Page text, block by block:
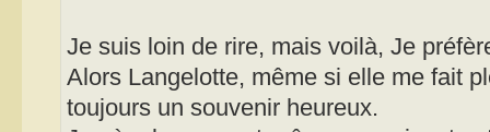
Je suis loin de rire, mais voilà, Je
Alors Langelotte, même si elle me fait
toujours un souvenir heureux.